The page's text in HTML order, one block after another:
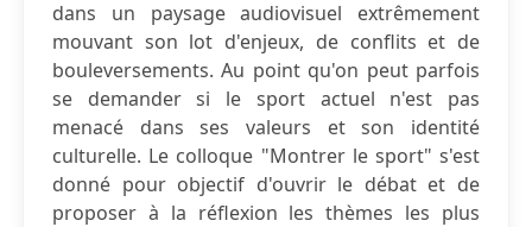
dans un paysage audiovisuel extrêmement
mouvant son lot d'enjeux, de conflits et de
bouleversements. Au point qu'on peut parfois
se demander si le sport actuel n'est pas
menacé dans ses valeurs et son identité
culturelle. Le colloque "Montrer le sport" s'est
donné pour objectif d'ouvrir le débat et de
proposer à la réflexion les thèmes les plus